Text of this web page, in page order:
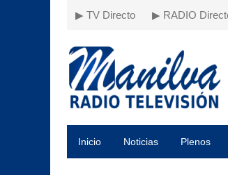
▶ TV Directo ▶ RADIO
Inicio Noticias Plenos